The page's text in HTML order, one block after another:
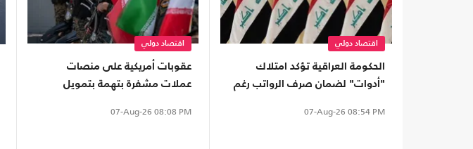
اقتصاد دولي
الحكومة العراقية تؤكد امتلاك
"أدوات" لضمان صرف الرواتب رغم
07-Aug-26 08:54 PM
اقتصاد دولي
عقوبات أمريكية على منصات
عملات مشفرة بتهمة بتمويل
07-Aug-26 08:08 PM